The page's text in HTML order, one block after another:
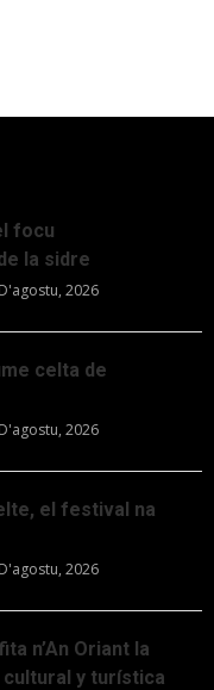
focu
la sidre
2026
celta de
2026
el festival na
2026
n’An Oriant la
y turística